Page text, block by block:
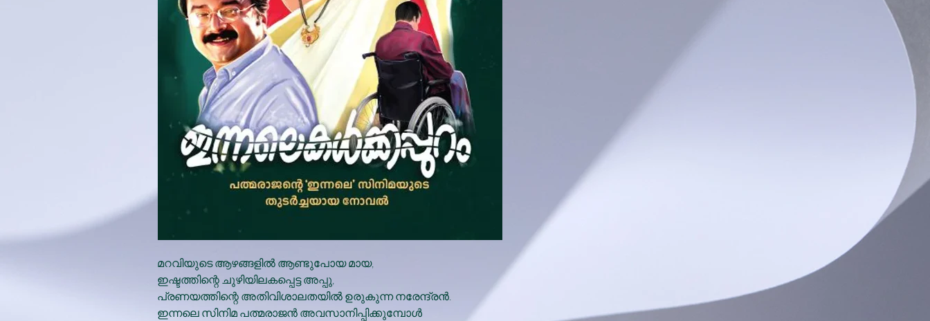
മറവിയുടെ ആഴങ്ങളില്‍ ആണ്ടുപോയ മായ,
ഇഷ്ടത്തിന്റെ ചുഴിയിലകപ്പെട്ട അപ്പു,
പ്രണയത്തിന്റെ അതിവിശാലതയില്‍ ഉരുകുന്ന നരേന്ദ്രന്‍.
ഇന്നലെ സിനിമ പത്മരാജന്‍ അവസാനിപ്പിക്കുമ്പോള്‍